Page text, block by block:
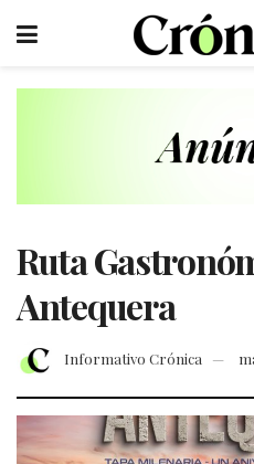
Ruta
Antequera
Informativo Crónica